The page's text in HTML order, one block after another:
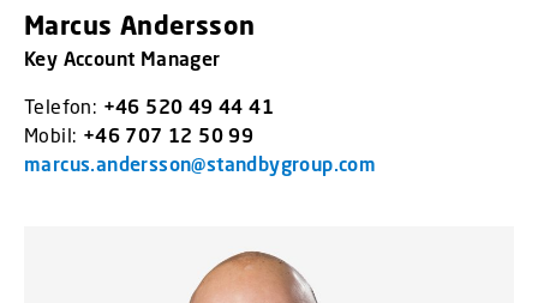
Marcus Andersson
Key Account Manager
Telefon: +46 520 49 44 41
Mobil: +46 707 12 50 99
marcus.andersson@standbygroup.com